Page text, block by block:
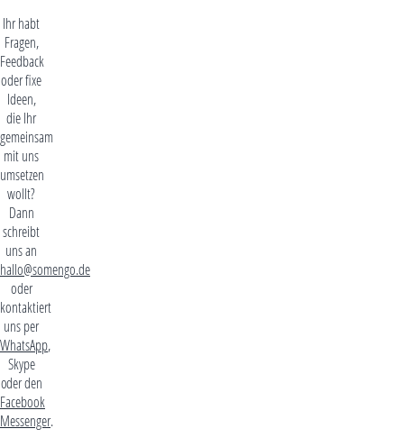
Ihr habt
Fragen,
Feedback
oder fixe
Ideen,
die Ihr
gemeinsam
mit uns
umsetzen
wollt?
Dann
schreibt
uns an
hallo@somengo.de
oder
kontaktiert
uns per
WhatsApp,
Skype
oder den
Facebook
Messenger.